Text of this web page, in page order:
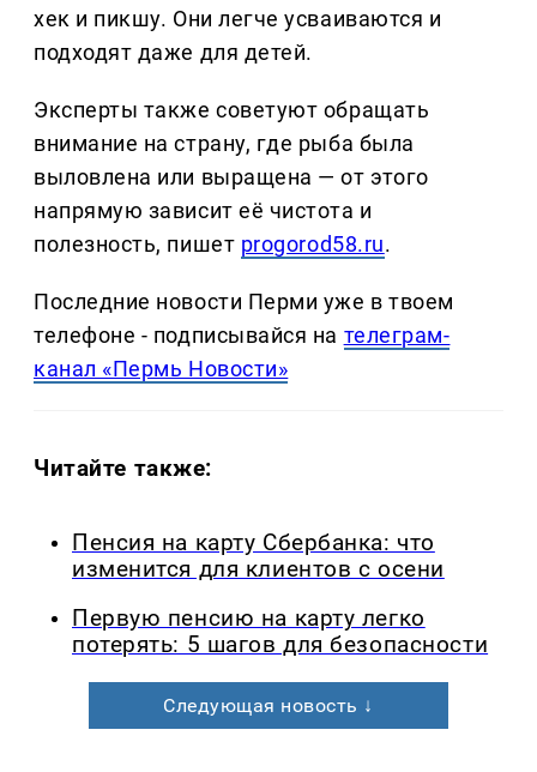
хек и пикшу. Они легче усваиваются и
подходят даже для детей.
Эксперты также советуют обращать
внимание на страну, где рыба была
выловлена или выращена — от этого
напрямую зависит её чистота и
полезность, пишет progorod58.ru.
Последние новости Перми уже в твоем
телефоне - подписывайся на телеграм-
канал «Пермь Новости»
Читайте также:
Пенсия на карту Сбербанка: что
изменится для клиентов с осени
Первую пенсию на карту легко
потерять: 5 шагов для безопасности
Следующая новость ↓